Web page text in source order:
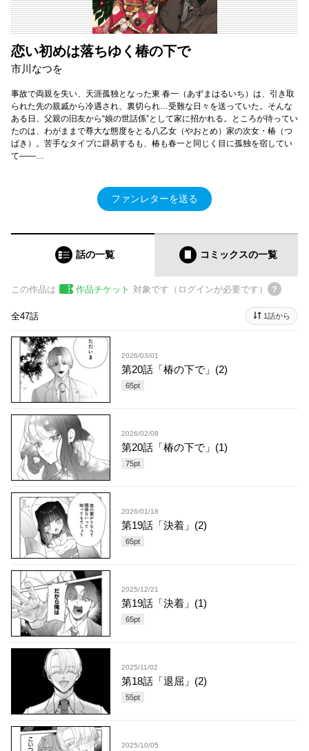
恋い初めは落ちゆく椿の下で
市川なつを
事故で両親を失い、天涯孤独となった東 春一（あずまはるいち）は、引き取
られた先の親戚から冷遇され、裏切られ…受難な日々を送っていた。そんな
ある日、父親の旧友から“娘の世話係”として家に招かれる。ところが待ってい
たのは、わがままで尊大な態度をとる八乙女（やおとめ）家の次女・椿（つ
ばき）。苦手なタイプに辟易するも、椿も春一と同じく目に孤独を宿してい
て――…
ファンレターを送る
話の一覧 コミックスの一覧
この作品は 作品チケット 対象です（ログインが必要です）
全47話 1話から
2026/03/01
第20話「椿の下で」(2)
65pt
2026/02/08
第20話「椿の下で」(1)
75pt
2026/01/18
第19話「決着」(2)
65pt
2025/12/21
第19話「決着」(1)
65pt
2025/11/02
第18話「退屈」(2)
55pt
2025/10/05